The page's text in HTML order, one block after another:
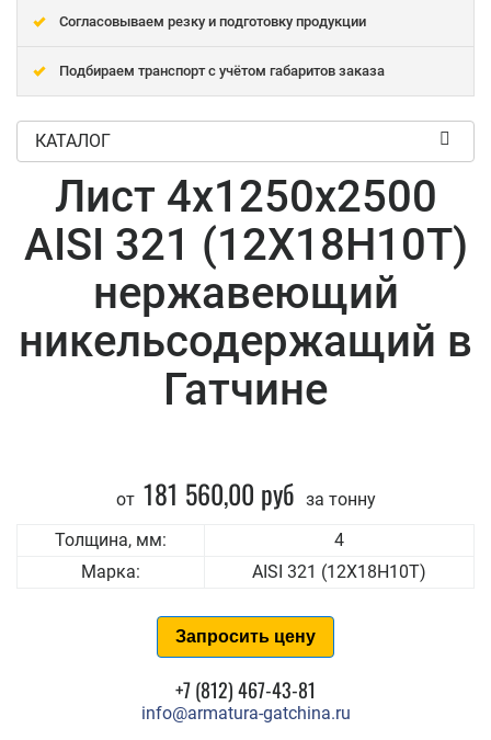
Согласовываем резку и подготовку продукции
Подбираем транспорт с учётом габаритов заказа
КАТАЛОГ
Лист 4x1250x2500
AISI 321 (12Х18Н10Т)
нержавеющий
никельсодержащий в
Гатчине
от 181 560,00 руб за тонну
Толщина, мм:
4
Марка:
AISI 321 (12Х18Н10Т)
Запросить цену
+7 (812) 467-43-81
info@armatura-gatchina.ru